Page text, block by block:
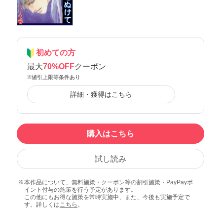
初めての方
最大70%OFFクーポン
※値引上限等条件あり
詳細・獲得はこちら
購入はこちら
試し読み
本作品について、無料施策・クーポン等の割引施策・PayPayポ
イント付与の施策を行う予定があります。
この他にもお得な施策を常時実施中、また、今後も実施予定で
す。詳しくはこちら 。